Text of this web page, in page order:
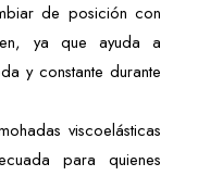
de posición con
ya que ayuda a
y constante durante
viscoelásticas
para quienes